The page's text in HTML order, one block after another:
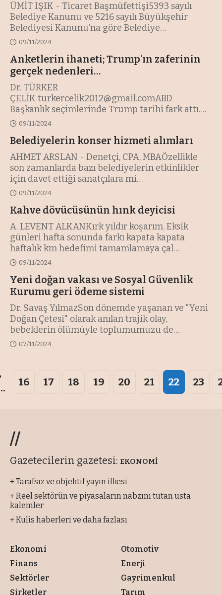
ÜMİT IŞIK - Ticaret Başmüfettişi5393 sayılı
Belediye Kanunu ve 5216 sayılı Büyükşehir
Belediyesi Kanunu’na göre Belediye…
09/11/2024
Anketlerin ihaneti; Trump'ın zaferinin
gerçek nedenleri…
Dr. TÜRKER
ÇELİKturkercelik2012@gmail.comABD
Başkanlık seçimlerinde Trump tarihi fark attı.
Bence birçok anket kuruluşu
09/11/2024
Belediyelerin konser hizmeti alımları
AHMET ARSLAN - Denetçi, CPA, MBAÖzellikle
son zamanlarda bazı belediyelerin etkinlikler
için davet ettiği sanatçılara mi…
09/11/2024
Kahve dövücüsünün hınk deyicisi
A. LEVENT ALKANKırk yıldır koşarım. Eksik
günleri hafta sonunda farkı kapata kapata
haftalık km hedefimi tamamlamaya çal…
09/11/2024
Yeni doğan vakası ve Sosyal Güvenlik
Kurumu geri ödeme sistemi
Dr. Savaş YılmazSon dönemde yaşanan ve "Yeni
Doğan Çetesi" olarak anılan trajik olay,
bebeklerin ölümüyle toplumumuzu de…
07/11/2024
16 17 18 19 20 21 22 23
//
Gazetecilerin gazetesi: EKONOMİ
+ Tarafsız ve objektif yayın ilkesi
+ Reel sektörün ve piyasaların nabzını tutan usta
kalemler
+ Kulis haberleri ve daha fazlası
Ekonomi
Finans
Sektörler
Şirketler
Otomotiv
Enerji
Gayrimenkul
Tarım